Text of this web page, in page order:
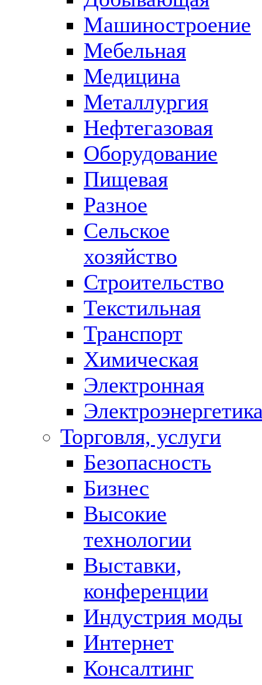
Машиностроение
Мебельная
Медицина
Металлургия
Нефтегазовая
Оборудование
Пищевая
Разное
Сельское
хозяйство
Строительство
Текстильная
Транспорт
Химическая
Электронная
Торговля, услуги
Безопасность
Бизнес
Высокие
технологии
Выставки,
конференции
Индустрия моды
Интернет
Консалтинг